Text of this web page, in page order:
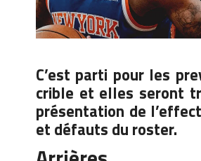
C’est parti pour les
crible et elles seront
présentation de
et défauts du roster.